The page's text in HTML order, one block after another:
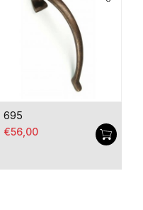
695
€56,00